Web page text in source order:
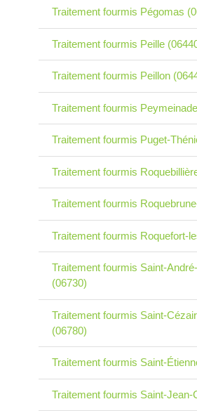
Traitement fourmis Pégomas
Traitement fourmis Peille
Traitement fourmis Peillon
Traitement fourmis
Traitement fourmis Puget-
Traitement fourmis
Traitement fourmis
Traitement fourmis Roquefort-
Traitement fourmis Saint-
(06730)
Traitement fourmis Saint-
(06780)
Traitement fourmis Saint-
Traitement fourmis Saint-Jean-